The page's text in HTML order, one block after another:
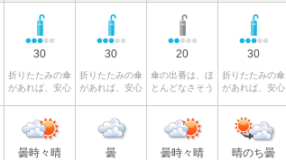
30
折りたたみの傘
があれば、安心
30
折りたたみの傘
があれば、安心
20
傘の出番は、ほ
とんどなさそう
30
折りたたみの傘
があれば、安心
曇時々晴 曇 曇時々晴 晴のち曇